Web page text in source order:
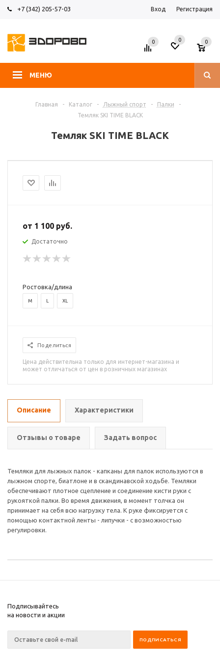
+7 (342) 205-57-03 Вход Регистрация
МЕНЮ
0 0 0
Главная - Каталог - Лыжный спорт - Палки
-
Темляк SKI TIME BLACK
Темляк SKI TIME BLACK
от 1 100 руб.
Достаточно
Ростовка/длина
M L XL
Поделиться
Цена действительна только для интернет-магазина и
может отличаться от цен в розничных магазинах
Описание Характеристики
Отзывы о товаре Задать вопрос
Темляки для лыжных палок - капканы для палок используются в
лыжном спорте, биатлоне и в скандинавской ходьбе. Темляки
обеспечивают плотное сцепление и соединение кисти руки с
рукояткой палки. Во время движения, в момент толчка он
принимает на себя всю нагрузку тела. К руке фиксируется с
помощью контактной ленты - липучки - с возможностью
регулировки.
Подписывайтесь
на новости и акции